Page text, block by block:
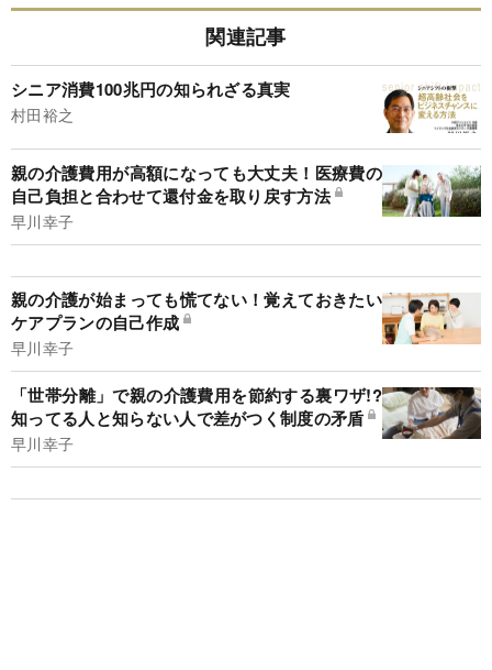
関連記事
シニア消費100兆円の知られざる真実
村田裕之
親の介護費用が高額になっても大丈夫！医療費の
自己負担と合わせて還付金を取り戻す方法
早川幸子
親の介護が始まっても慌てない！覚えておきたい
ケアプランの自己作成
早川幸子
「世帯分離」で親の介護費用を節約する裏ワザ!?
知ってる人と知らない人で差がつく制度の矛盾
早川幸子